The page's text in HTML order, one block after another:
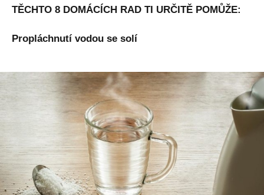
TĚCHTO 8 DOMÁCÍCH RAD TI URČITĚ POMŮŽE:
Propláchnutí vodou se solí